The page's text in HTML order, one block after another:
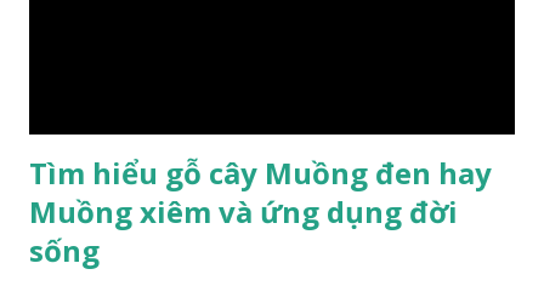
Tìm hiểu gỗ cây Muồng đen hay
Muồng xiêm và ứng dụng đời
sống